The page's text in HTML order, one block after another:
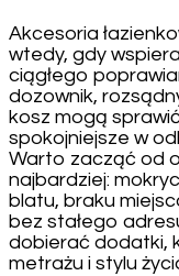
Akcesoria
wtedy, gdy
ciągłego
dozownik,
kosz mogą
spokojniejsze w
Warto zacząć od
najbardziej:
blatu, braku
bez stałego
dobierać dodatki,
metrażu i stylu